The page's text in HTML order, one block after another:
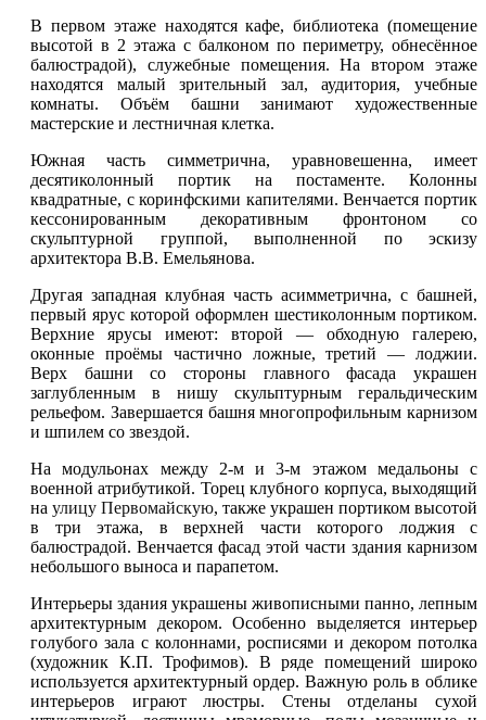
В первом этаже находятся кафе, библиотека (помещение
высотой в 2 этажа с балконом по периметру, обнесённое
балюстрадой), служебные помещения. На втором этаже
находятся малый зрительный зал, аудитория, учебные
комнаты. Объём башни занимают художественные
мастерские и лестничная клетка.
Южная часть симметрична, уравновешенна, имеет
десятиколонный портик на постаменте. Колонны
квадратные, с коринфскими капителями. Венчается портик
кессонированным декоративным фронтоном со
скульптурной группой, выполненной по эскизу
архитектора В.В. Емельянова.
Другая западная клубная часть асимметрична, с башней,
первый ярус которой оформлен шестиколонным портиком.
Верхние ярусы имеют: второй — обходную галерею,
оконные проёмы частично ложные, третий — лоджии.
Верх башни со стороны главного фасада украшен
заглубленным в нишу скульптурным геральдическим
рельефом. Завершается башня многопрофильным карнизом
и шпилем со звездой.
На модульонах между 2-м и 3-м этажом медальоны с
военной атрибутикой. Торец клубного корпуса, выходящий
на улицу Первомайскую, также украшен портиком высотой
в три этажа, в верхней части которого лоджия с
балюстрадой. Венчается фасад этой части здания карнизом
небольшого выноса и парапетом.
Интерьеры здания украшены живописными панно, лепным
архитектурным декором. Особенно выделяется интерьер
голубого зала с колоннами, росписями и декором потолка
(художник К.П. Трофимов). В ряде помещений широко
используется архитектурный ордер. Важную роль в облике
интерьеров играют люстры. Стены отделаны сухой